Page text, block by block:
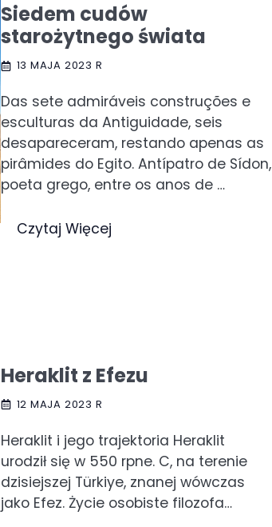
Siedem cudów
starożytnego świata
13 MAJA 2023 R
Das sete admiráveis construções e
esculturas da Antiguidade, seis
desapareceram, restando apenas as
pirâmides do Egito. Antípatro de Sídon,
poeta grego, entre os anos de …
Czytaj Więcej
Heraklit z Efezu
12 MAJA 2023 R
Heraklit i jego trajektoria Heraklit
urodził się w 550 rpne. C, na terenie
dzisiejszej Türkiye, znanej wówczas
jako Efez. Życie osobiste filozofa…